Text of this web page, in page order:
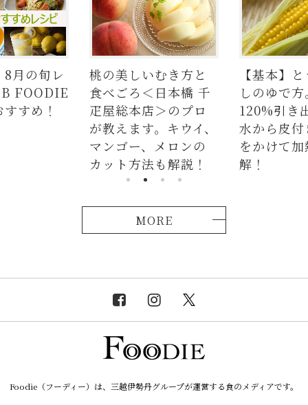
むき方と
日本橋 千
のプロ
【基本】とうもろこ
しのゆで方。甘さを
120%引き出すには、
水から皮付き＆時間
をかけて加熱が正
解！
【簡単】
の人気レ
ラダはタ
麺、よだ
つかない
説！
MORE
Foodie（フーディー）は、三越伊勢丹グループが運営する食のメディアです。